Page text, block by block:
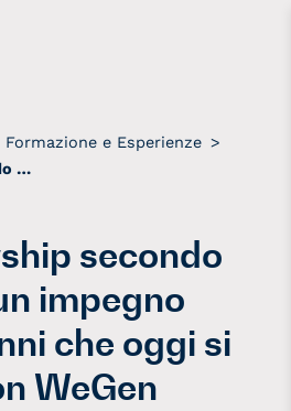
Formazione e Esperienze >
La mentorship secondo Valore D: un impegno lungo 15 anni che oggi si rinnova con WeGen
secondo
impegno
che oggi si
WeGen